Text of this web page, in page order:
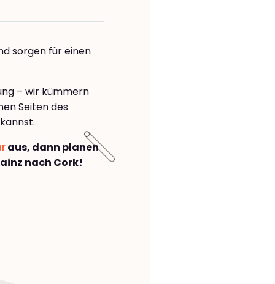
sorgen für einen
– wir kümmern
Seiten des
aus, dann planen
nach Cork!